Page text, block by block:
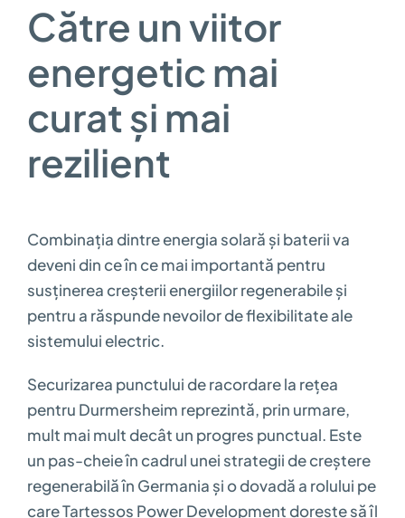
Către un viitor
energetic mai
curat și mai
rezilient
Combinația dintre energia solară și baterii va
deveni din ce în ce mai importantă pentru
susținerea creșterii energiilor regenerabile și
pentru a răspunde nevoilor de flexibilitate ale
sistemului electric.
Securizarea punctului de racordare la rețea
pentru Durmersheim reprezintă, prin urmare,
mult mai mult decât un progres punctual. Este
un pas-cheie în cadrul unei strategii de creștere
regenerabilă în Germania și o dovadă a rolului pe
care Tartessos Power Development dorește să îl